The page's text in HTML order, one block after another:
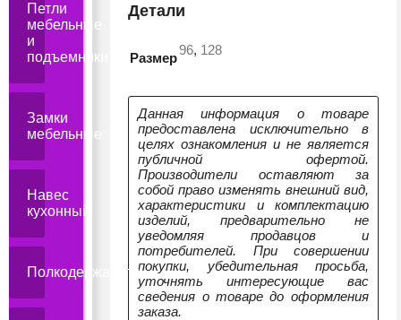
Петли
мебельные
и
подъемники
Замки
мебельные
Навес
кухонный
Полкодержатели
Детали
Размер
96, 128
Данная информация о товаре
предоставлена исключительно в
целях ознакомления и не является
публичной офертой.
Производители оставляют за
собой право изменять внешний вид,
характеристики и комплектацию
изделий, предварительно не
уведомляя продавцов и
потребителей. При совершении
покупки, убедительная просьба,
уточнять интересующие вас
сведения о товаре до оформления
заказа.